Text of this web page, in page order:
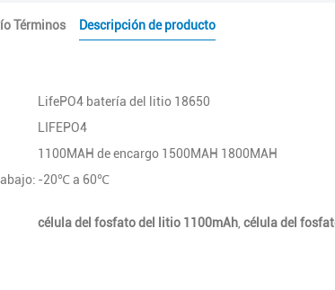
Términos Descripción de producto
LifePO4 batería del litio 18650
LIFEPO4
1100MAH de encargo 1500MAH 1800MAH
-20℃ a 60℃
célula del fosfato del litio 1100mAh célula del